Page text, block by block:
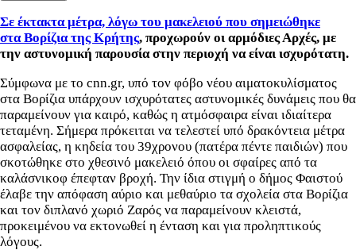
Σε έκτακτα μέτρα, λόγω του μακελειού που σημειώθηκε
στα Βορίζια της Κρήτης, προχωρούν οι αρμόδιες Αρχές, με
την αστυνομική παρουσία στην περιοχή να είναι ισχυρότατη.
Σύμφωνα με το cnn.gr, υπό τον φόβο νέου αιματοκυλίσματος
στα Βορίζια υπάρχουν ισχυρότατες αστυνομικές δυνάμεις που θα
παραμείνουν για καιρό, καθώς η ατμόσφαιρα είναι ιδιαίτερα
τεταμένη. Σήμερα πρόκειται να τελεστεί υπό δρακόντεια μέτρα
ασφαλείας, η κηδεία του 39χρονου (πατέρα πέντε παιδιών) που
σκοτώθηκε στο χθεσινό μακελειό όπου οι σφαίρες από τα
καλάσνικοφ έπεφταν βροχή. Την ίδια στιγμή ο δήμος Φαιστού
έλαβε την απόφαση αύριο και μεθαύριο τα σχολεία στα Βορίζια
και τον διπλανό χωριό Ζαρός να παραμείνουν κλειστά,
προκειμένου να εκτονωθεί η ένταση και για προληπτικούς
λόγους.